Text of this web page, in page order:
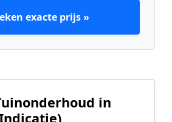
exacte prijs »
in